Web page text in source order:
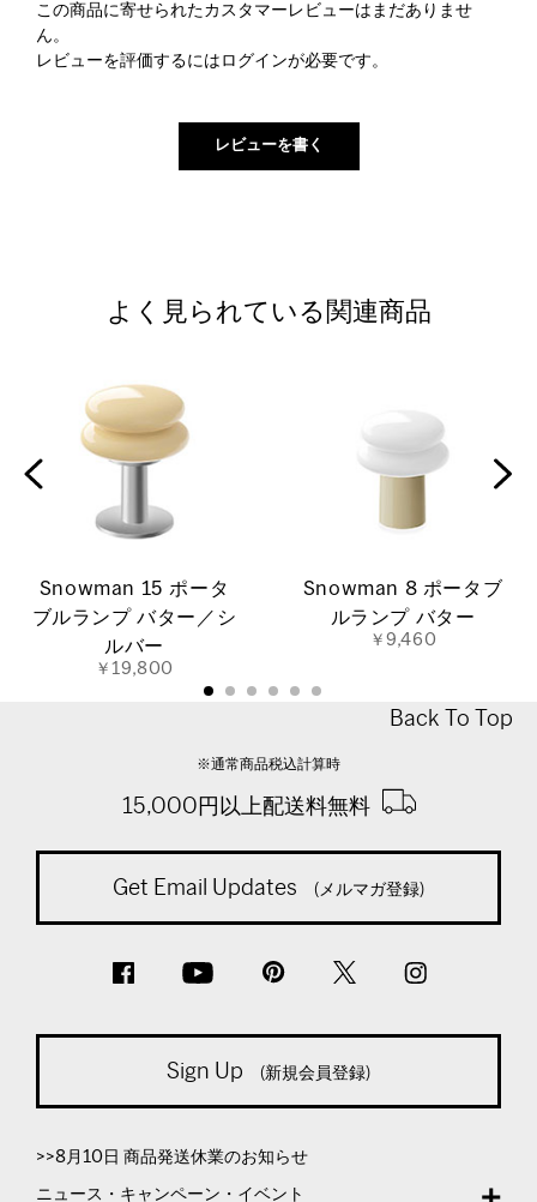
この商品に寄せられたカスタマーレビューはまだありませ
ん。
レビューを評価するには ログインが必要です。
よく見られている関連商品
Snowman 15 ポータ
ブルランプ バター／シ
ルバー
￥19,800
Snowman 8 ポータブ
ルランプ バター
￥9,460
Back To Top
※通常商品税込計算時
15,000円以上配送料無料
Get Email Updates (メルマガ登録)
Sign Up (新規会員登録)
>>8月10日 商品発送休業のお知らせ
ニュース・キャンペーン・イベント